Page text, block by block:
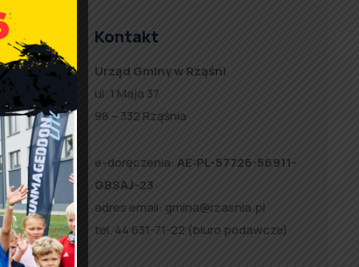
Kontakt
Urząd Gminy w Rząśni
ul. 1 Maja 37
98 – 332 Rząśnia
e-doręczenia: AE:PL-57726-56911-
GBSAJ-23
adres email: gmina@rzasnia.pl
tel. 44 631-71-22 (biuro podawcze)